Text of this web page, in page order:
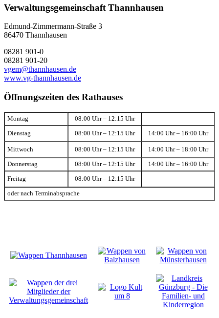
Verwaltungsgemeinschaft Thannhausen
Edmund-Zimmermann-Straße 3
86470 Thannhausen
08281 901-0
08281 901-20
vgem@thannhausen.de
www.vg-thannhausen.de
Öffnungszeiten des Rathauses
Montag 08:00 Uhr – 12:15 Uhr
Dienstag 08:00 Uhr – 12:15 Uhr 14:00 Uhr – 16:00 Uhr
Mittwoch 08:00 Uhr – 12:15 Uhr 14:00 Uhr – 18:00 Uhr
Donnerstag 08:00 Uhr – 12:15 Uhr 14:00 Uhr – 16:00 Uhr
Freitag 08:00 Uhr – 12:15 Uhr
oder nach Terminabsprache